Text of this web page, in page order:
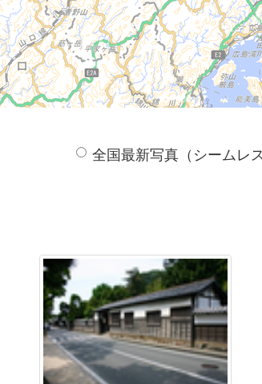
全国最新写真（シームレ